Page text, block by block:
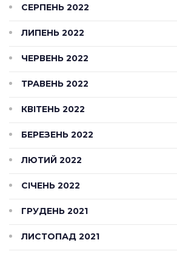
СЕРПЕНЬ 2022
ЛИПЕНЬ 2022
ЧЕРВЕНЬ 2022
ТРАВЕНЬ 2022
КВІТЕНЬ 2022
БЕРЕЗЕНЬ 2022
ЛЮТИЙ 2022
СІЧЕНЬ 2022
ГРУДЕНЬ 2021
ЛИСТОПАД 2021